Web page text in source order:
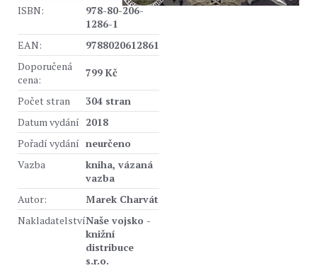
ISBN:
978-80-206-
1286-1
EAN:
9788020612861
Doporučená
cena:
799 Kč
Počet stran
304 stran
Datum vydání 2018
Pořadí vydání neurčeno
Vazba
kniha, vázaná
vazba
Autor:
Marek Charvát
NakladatelstvíNaše vojsko -
knižní
distribuce
s.r.o.